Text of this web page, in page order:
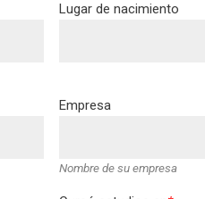
Lugar de nacimiento
Empresa
Nombre de su empresa